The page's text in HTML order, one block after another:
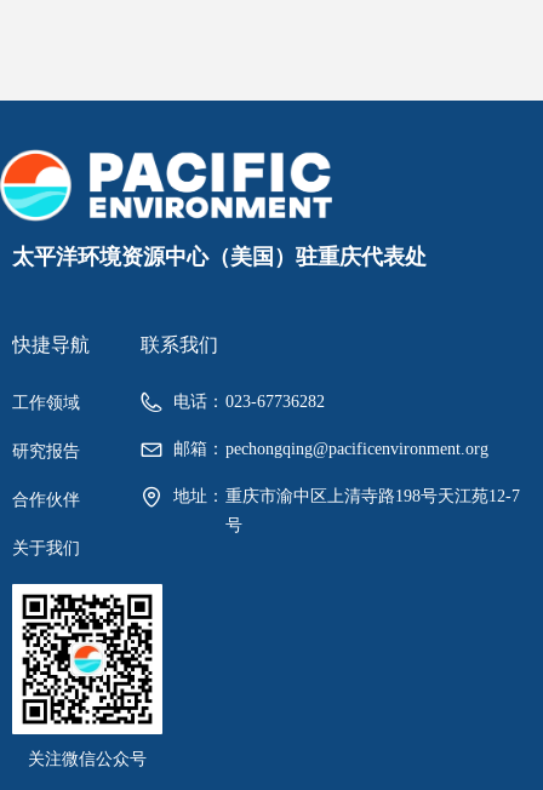
快捷导航
工作领域
研究报告
合作伙伴
关于我们
联系我们
电话： 023-67736282
邮箱： pechongqing@pacificenvironment.org
地址： 重庆市渝中区上清寺路198号天江苑12-7
号
太平洋环境资源中心（美国）驻重庆代表处
关注微信公众号